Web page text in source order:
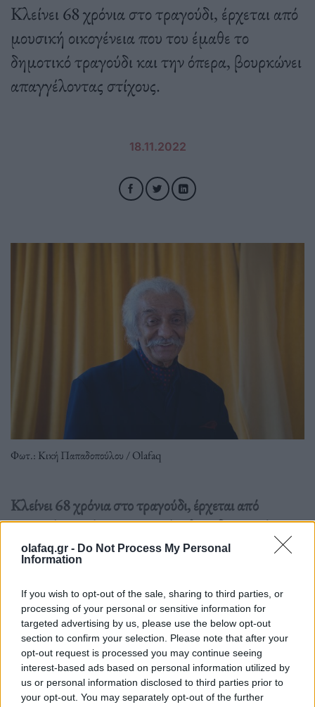
olafaq.gr - Do Not Process My Personal
Information
If you wish to opt-out of the sale, sharing to third parties, or
processing of your personal or sensitive information for
targeted advertising by us, please use the below opt-out
section to confirm your selection. Please note that after your
opt-out request is processed you may continue seeing
interest-based ads based on personal information utilized by
us or personal information disclosed to third parties prior to
your opt-out. You may separately opt-out of the further
Κλείνει 68 χρόνια στο τραγούδι, έρχεται από
μουσική οικογένεια που του έμαθε το
δημοτικό τραγούδι και την όπερα, βουρκώνει
απαγγέλοντας στίχους.
18.11.2022
Φωτ.: Κική Παπαδοπούλου / Olafaq
Κλείνει 68 χρόνια στο τραγούδι, έρχεται από
μουσική οικογένεια που του έμαθε το δημοτικό
τραγούδι και την όπερα, βουρκώνει απαγγέλοντας
στίχους.
Διαβάστε περισσότερα→
Δημοσιεύθηκε σεΣυνεντεύξεις| TaggedΚώστας Χατζής, Μουσική
Σκηνή «Σφίγγα»